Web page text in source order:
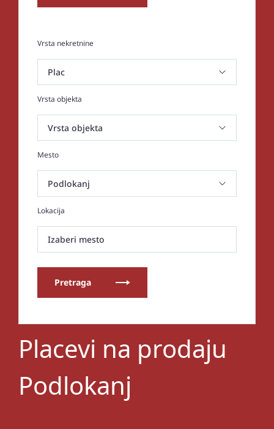
Vrsta nekretnine
Vrsta objekta
Mesto
Lokacija
Izaberi mesto
Pretraga
Placevi na prodaju
Podlokanj